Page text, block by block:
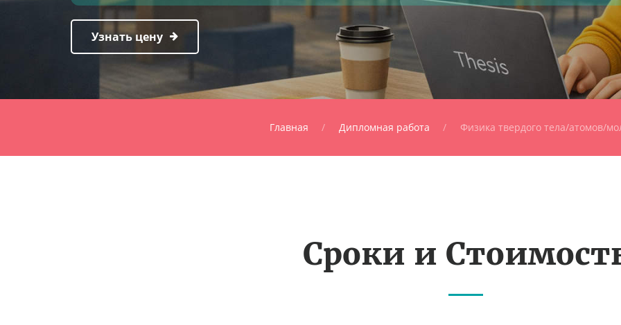
Узнать цену
Главная Дипломная работа Физика твердого тела/атомов/
Сроки и